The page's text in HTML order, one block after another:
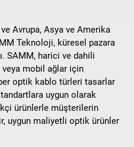
Avrupa, Asya ve Amerika
Teknoloji, küresel pazara
SAMM, harici ve dahili
mobil ağlar için
optik kablo türleri tasarlar
uygun olarak
ürünlerle müşterilerin
uygun maliyetli optik ürünler